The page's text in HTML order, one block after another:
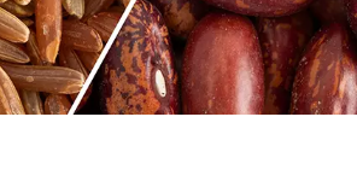
Indonesia
Tiếng việt